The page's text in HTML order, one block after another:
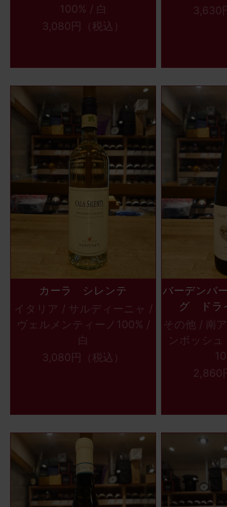
100% / 白
3,080円（税込）
3,630
カーラ シレンテ
イタリア / サルディーニャ /
ヴェルメンティーノ100% /
白
3,080円（税込）
バーデンバ
グ ドラ
その他 / 南
ンボッシ
2,860